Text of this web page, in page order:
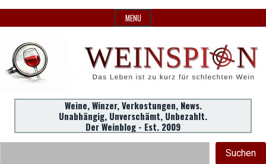
to
MENU
WeinSpion
Weine,
Winzer,
Verkostungen.
Header
Weine, Winzer, Verkostungen, News.
Unabhängig, Unverschämt, Unbezahlt.
Der Weinblog - Est. 2009
Suchen